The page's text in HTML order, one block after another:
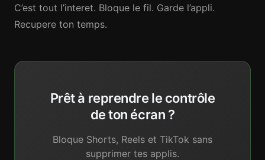
C’est tout l’interet. Bloque le fil. Garde l’appli.
Recupere ton temps.
Prêt à reprendre le contrôle
de ton écran ?
Bloque Shorts, Reels et TikTok sans
supprimer tes applis.